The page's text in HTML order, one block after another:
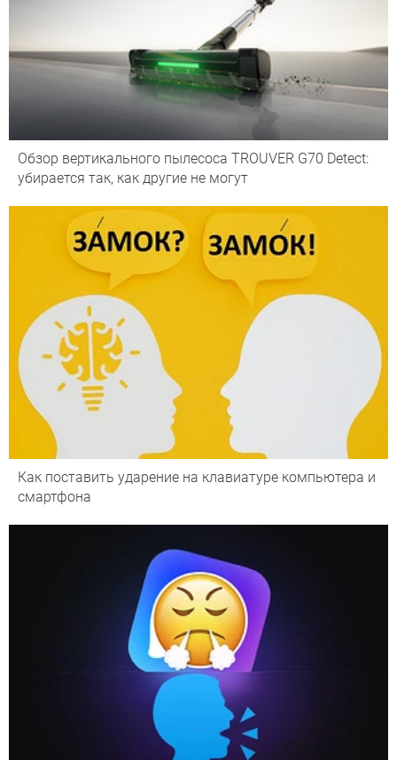
Обзор вертикального пылесоса TROUVER G70 Detect:
убирается так, как другие не могут
Как поставить ударение на клавиатуре компьютера и
смартфона